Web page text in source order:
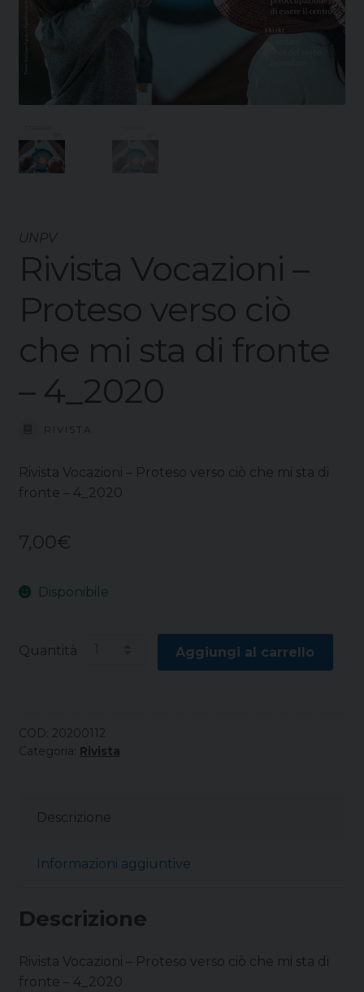
UNPV
Rivista Vocazioni –
Proteso verso ciò
che mi sta di fronte
– 4_2020
RIVISTA
Rivista Vocazioni – Proteso verso ciò che mi sta di
fronte – 4_2020
7,00€
Disponibile
Quantità Aggiungi al carrello
COD: 20200112
Categoria: Rivista
Descrizione
Informazioni aggiuntive
Descrizione
Rivista Vocazioni – Proteso verso ciò che mi sta di
fronte – 4_2020